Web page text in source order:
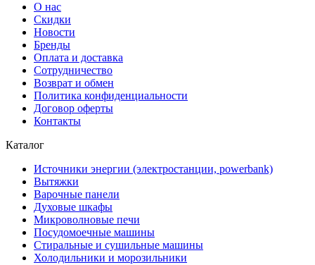
О нас
Скидки
Новости
Бренды
Оплата и доставка
Сотрудничество
Возврат и обмен
Политика конфиденциальности
Договор оферты
Контакты
Каталог
Источники энергии (электростанции, powerbank)
Вытяжки
Варочные панели
Духовые шкафы
Микроволновые печи
Посудомоечные машины
Стиральные и сушильные машины
Холодильники и морозильники